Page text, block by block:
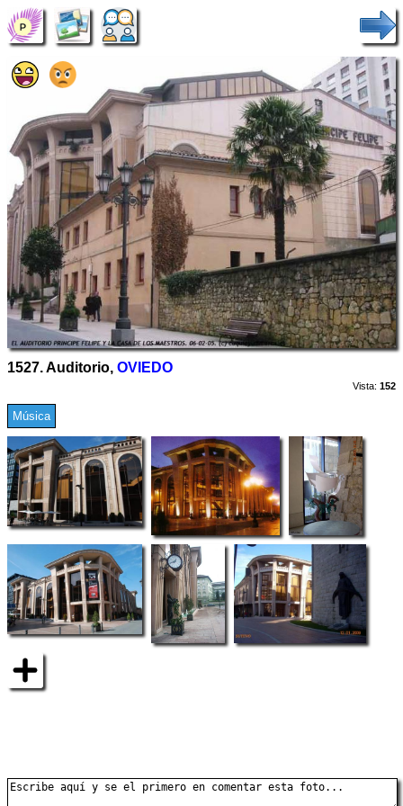
1527. Auditorio, OVIEDO
Vista: 152
Música